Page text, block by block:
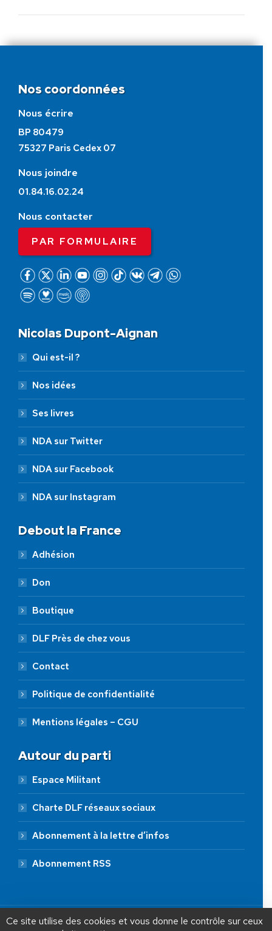
Nos coordonnées
Nous écrire
BP 80479
75327 Paris Cedex 07
Nous joindre
01.84.16.02.24
Nous contacter
PAR FORMULAIRE
Nicolas Dupont-Aignan
Qui est-il ?
Nos idées
Ses livres
NDA sur Twitter
NDA sur Facebook
NDA sur Instagram
Debout la France
Adhésion
Don
Boutique
DLF Près de chez vous
Contact
Politique de confidentialité
Mentions légales – CGU
Autour du parti
Espace Militant
Charte DLF réseaux sociaux
Abonnement à la lettre d’infos
Abonnement RSS
JE FAIS UN DON À DLF
Ce site utilise des cookies et vous donne le contrôle sur ceux